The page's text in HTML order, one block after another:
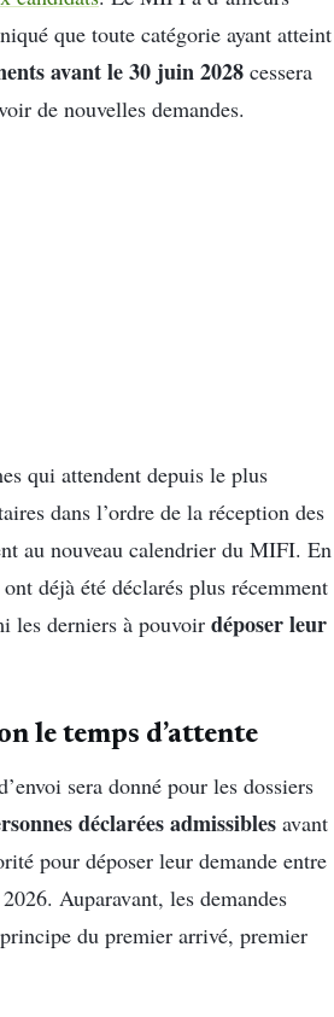
que toute catégorie ayant atteint
avant le 30 juin 2028 cessera
de nouvelles demandes.
qui attendent depuis le plus
dans l’ordre de la réception des
au nouveau calendrier du MIFI. En
déjà été déclarés plus récemment
les derniers à pouvoir déposer leur
le temps d’attente
sera donné pour les dossiers
déclarées admissibles avant
pour déposer leur demande entre
Auparavant, les demandes
du premier arrivé, premier